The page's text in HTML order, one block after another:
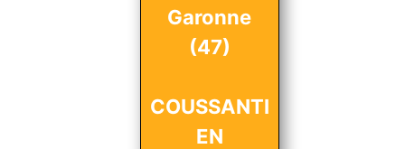
Garonne
(47)
COUSSANTI
EN